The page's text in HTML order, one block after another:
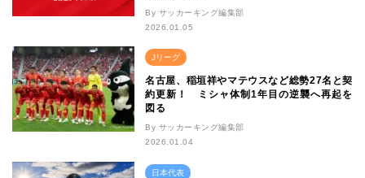
By サッカーキング編集部
2026.01.05
Jリーグ
名古屋、稲垣祥やマテウスなど総勢27名と契
約更新！ ミシャ体制1年目の逆襲へ再起を
図る
By サッカーキング編集部
2026.01.04
日本代表